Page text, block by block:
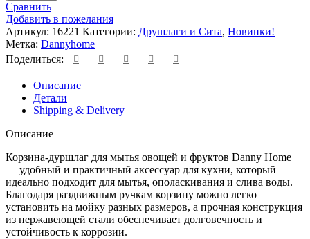
Сравнить
Добавить в пожелания
Артикул: 16221 Категории: Друшлаги и Сита, Новинки!
Метка: Dannyhome
Поделиться:
Описание
Детали
Shipping & Delivery
Описание
Корзина-дуршлаг для мытья овощей и фруктов Danny Home
— удобный и практичный аксессуар для кухни, который
идеально подходит для мытья, ополаскивания и слива воды.
Благодаря раздвижным ручкам корзину можно легко
установить на мойку разных размеров, а прочная конструкция
из нержавеющей стали обеспечивает долговечность и
устойчивость к коррозии.